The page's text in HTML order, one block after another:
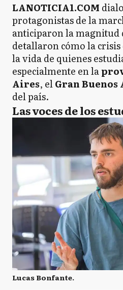
LANOTICIA1.COM
protagonistas de la
anticiparon la magnitud
detallaron cómo la
la vida de quienes
especialmente en la
Aires, elGran Buenos
del país.
Las voces de los
Lucas Bonfante.